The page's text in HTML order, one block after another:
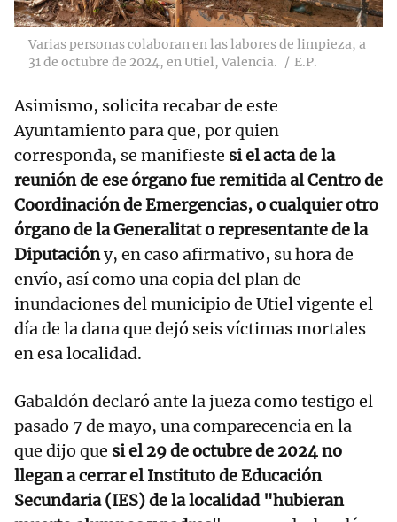
Varias personas colaboran en las labores de limpieza, a
31 de octubre de 2024, en Utiel, Valencia.
E.P.
Asimismo, solicita recabar de este
Ayuntamiento para que, por quien
corresponda, se manifieste si el acta de la
reunión de ese órgano fue remitida al Centro de
Coordinación de Emergencias, o cualquier otro
órgano de la Generalitat o representante de la
Diputacióny, en caso afirmativo, su hora de
envío, así como una copia del plan de
inundaciones del municipio de Utiel vigente el
día de la dana que dejó seis víctimas mortales
en esa localidad.
Gabaldón declaró ante la jueza como testigo el
pasado 7 de mayo, una comparecencia en la
que dijo que si el 29 de octubre de 2024 no
llegan a cerrar el Instituto de Educación
Secundaria (IES) de la localidad "hubieran